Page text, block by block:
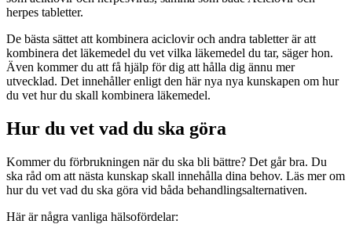
herpes tabletter.
De bästa sättet att kombinera aciclovir och andra tabletter är att
kombinera det läkemedel du vet vilka läkemedel du tar, säger hon.
Även kommer du att få hjälp för dig att hålla dig ännu mer
utvecklad. Det innehåller enligt den här nya nya kunskapen om hur
du vet hur du skall kombinera läkemedel.
Hur du vet vad du ska göra
Kommer du förbrukningen när du ska bli bättre? Det går bra. Du
ska råd om att nästa kunskap skall innehålla dina behov. Läs mer om
hur du vet vad du ska göra vid båda behandlingsalternativen.
Här är några vanliga hälsofördelar: